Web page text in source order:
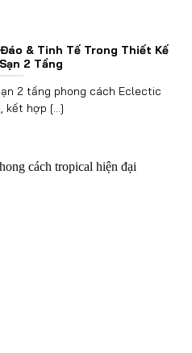
& Tinh Tế Trong Thiết Kế
2 Tầng
2 tầng phong cách Eclectic
kết hợp [...]